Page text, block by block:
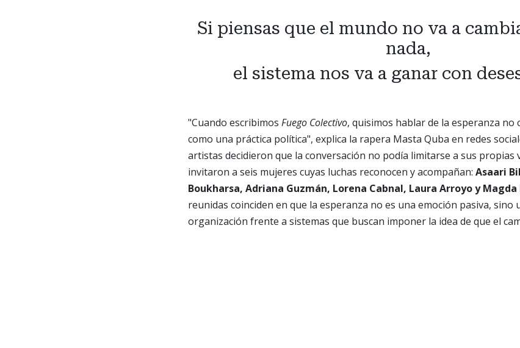
Si piensas que el mundo no va a
nada,
el sistema nos va a ganar con
"Cuando escribimos Fuego Colectivo, quisimos hablar de la esperanza no
como una práctica política", explica la rapera Masta Quba en redes
artistas decidieron que la conversación no podía limitarse a sus propias
invitaron a seis mujeres cuyas luchas reconocen y acompañan: Asaari
Boukharsa, Adriana Guzmán, Lorena Cabnal, Laura Arroyo y
reunidas coinciden en que la esperanza no es una emoción pasiva, sino
organización frente a sistemas que buscan imponer la idea de que el